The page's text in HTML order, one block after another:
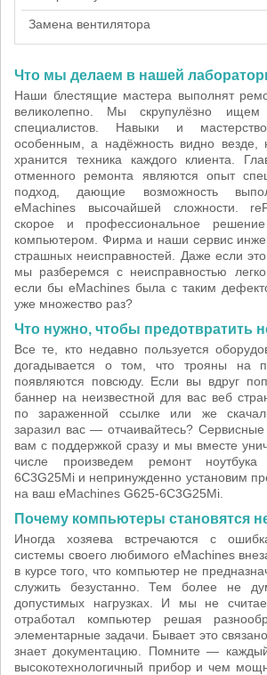
Замена вентилятора
Что мы делаем в нашей
Наши блестящие мастера выполнят
великолепно. Мы скрупулёзно ищем
специалистов. Навыки и
особенным, а надёжность видно везде,
хранится техника каждого клиента.
отменного ремонта являются опыт
подход, дающие возможность
eMachines высочайшей сложности.
скорое и профессиональное
компьютером. Фирма и наши сервис
страшных неисправностей. Даже если
мы разберемся с неисправностью
если бы eMachines была с таким
уже множество раз?
Что нужно, чтобы предотвратить
Все те, кто недавно пользуется
догадывается о том, что трояны на
появляются повсюду. Если вы вдруг
баннер на неизвестной для вас веб
по зараженной ссылке или же
заразил вас — отчаивайтесь?
вам с поддержкой сразу и мы вместе
числе произведем ремонт
6C3G25Mi и непринужденно установим
на ваш eMachines G625-6C3G25Mi.
Почему компьютеры становятся
Иногда хозяева встречаются с
системы своего любимого eMachines
в курсе того, что компьютер не
служить безустанно. Тем более не
допустимых нагрузках. И мы не
отработал компьютер решая
элементарные задачи. Бывает это
знает документацию. Помните —
высокотехнологичный прибор и чем